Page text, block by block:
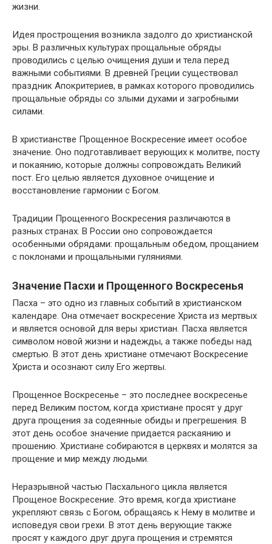
жизни.
Идея прострощения возникла задолго до христианской
эры. В различных культурах прощальные обряды
проводились с целью очищения души и тела перед
важными событиями. В древней Греции существовал
праздник Апокритериев, в рамках которого проводились
прощальные обряды со злыми духами и загробными
силами.
В христианстве Прощенное Воскресение имеет особое
значение. Оно подготавливает верующих к молитве, посту
и покаянию, которые должны сопровождать Великий
пост. Его целью является духовное очищение и
восстановление гармонии с Богом.
Традиции Прощенного Воскресения различаются в
разных странах. В России оно сопровождается
особенными обрядами: прощальным обедом, прощанием
с поклонами и прощальными гуляниями.
Значение Пасхи и Прощенного Воскресенья
Пасха – это одно из главных событий в христианском
календаре. Она отмечает воскресение Христа из мертвых
и является основой для веры христиан. Пасха является
символом новой жизни и надежды, а также победы над
смертью. В этот день христиане отмечают Воскресение
Христа и осознают силу Его жертвы.
Прощенное Воскресенье – это последнее воскресенье
перед Великим постом, когда христиане просят у друг
друга прощения за содеянные обиды и прегрешения. В
этот день особое значение придается раскаянию и
прошению. Христиане собираются в церквях и молятся за
прощение и мир между людьми.
Неразрывной частью Пасхального цикла является
Прощеное Воскресение. Это время, когда христиане
укрепляют связь с Богом, обращаясь к Нему в молитве и
исповедуя свои грехи. В этот день верующие также
просят у каждого друг друга прощения и стремятся